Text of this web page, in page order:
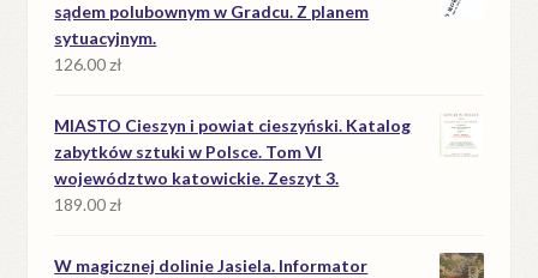
sądem polubownym w Gradcu. Z planem
sytuacyjnym.
126.00zł
MIASTO Cieszyn i powiat cieszyński. Katalog
zabytków sztuki w Polsce. Tom VI
województwo katowickie. Zeszyt 3.
189.00zł
W magicznej dolinie Jasiela. Informator